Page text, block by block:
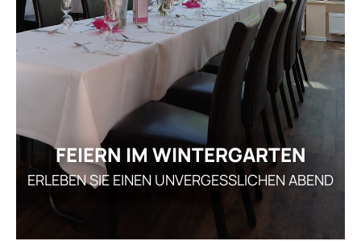
ÜBERSICHT
FEIERN IM WINTERGARTEN
ERLEBEN SIE EINEN UNVERGESSLICHEN ABEND